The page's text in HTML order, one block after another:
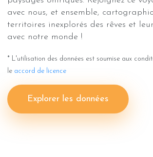
avec nous, et ensemble,
territoires inexplorés des rêves et
avec notre monde !
* L'utilisation des données est soumise aux
le accord de licence
Explorer les données